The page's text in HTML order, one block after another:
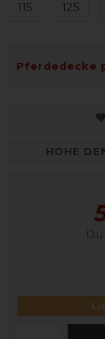
115 125
Pferdedecke
HOHE